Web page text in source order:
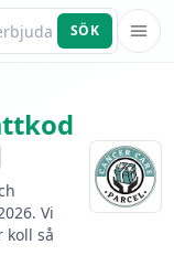
SÖK
Vi
koll så